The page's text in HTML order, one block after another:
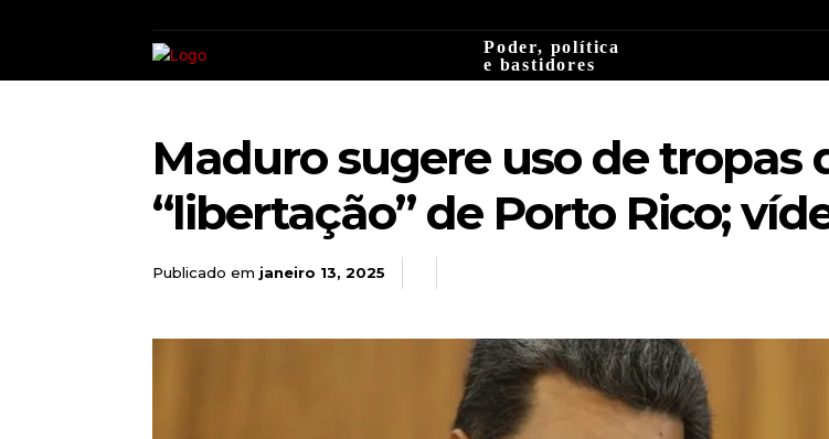
Poder, política
e bastidores
Maduro sugere uso de tropas
“libertação” de Porto Rico;
Publicado em janeiro 13, 2025